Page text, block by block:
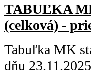
TABUĽKA
(celková) -
Tabuľka MK
dňu